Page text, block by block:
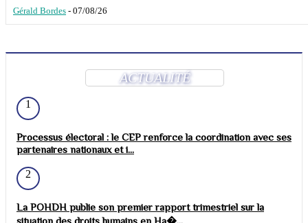
Gérald Bordes - 07/08/26
ACTUALITÉ
1
Processus électoral : le CEP renforce la coordination avec ses
partenaires nationaux et i...
2
La POHDH publie son premier rapport trimestriel sur la